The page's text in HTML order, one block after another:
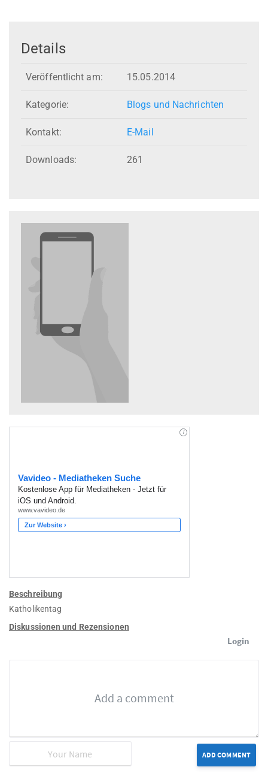
Details
Veröffentlicht am: 15.05.2014
Kategorie: Blogs und Nachrichten
Kontakt: E-Mail
Downloads: 261
Beschreibung
Katholikentag
Diskussionen und Rezensionen
Login
ADD COMMENT